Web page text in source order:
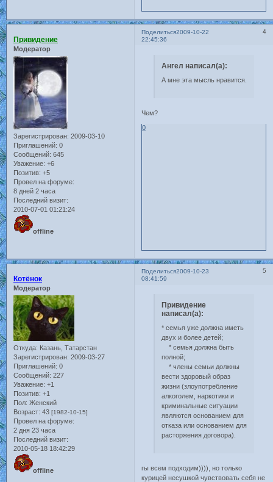
Поделиться 4
2009-10-22
22:45:36
Привидение
Модератор
Зарегистрирован: 2009-03-10
Приглашений: 0
Сообщений: 645
Уважение: +6
Позитив: +5
Провел на форуме:
8 дней 2 часа
Последний визит:
2010-07-01 01:21:24
offline
Ангел написал(а):
А мне эта мысль нравится.
Чем?
0
Поделиться 5
2009-10-23
08:41:59
Котёнок
Модератор
Откуда: Казань, Татарстан
Зарегистрирован: 2009-03-27
Приглашений: 0
Сообщений: 227
Уважение: +1
Позитив: +1
Пол: Женский
Возраст: 43 [1982-10-15]
Провел на форуме:
2 дня 23 часа
Последний визит:
2010-05-18 18:42:29
offline
Привидение
написал(а):
* семья уже должна иметь
двух и более детей;
* семья должна быть
полной;
* члены семьи должны
вести здоровый образ
жизни (злоупотребление
алкоголем, наркотики и
криминальные ситуации
являются основанием для
отказа или основанием для
расторжения договора).
гы всем подходим)))), но только
курицей несушкой чувствовать себя не